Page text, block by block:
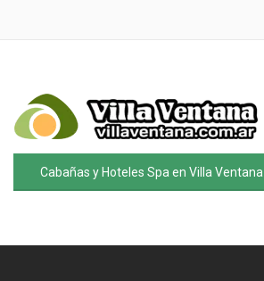
Cabañas y Hoteles Spa en Villa Ventana